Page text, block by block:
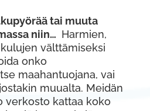
tai muuta
niin… Harmien,
välttämiseksi
onko
maahantuojana, vai
muualta. Meidän
verkosto kattaa koko